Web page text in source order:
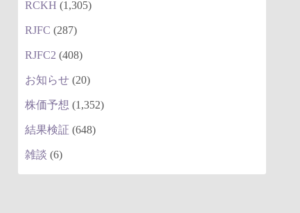
RCKH (1,305)
RJFC (287)
RJFC2 (408)
お知らせ (20)
株価予想 (1,352)
結果検証 (648)
雑談 (6)